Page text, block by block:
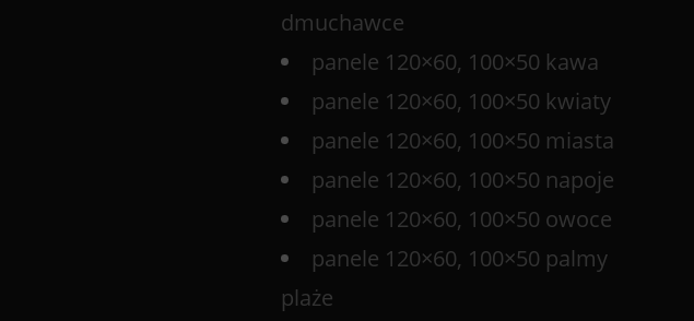
dmuchawce
panele 120×60, 100×50 kawa
panele 120×60, 100×50 kwiaty
panele 120×60, 100×50 miasta
panele 120×60, 100×50 napoje
panele 120×60, 100×50 owoce
panele 120×60, 100×50 palmy
plaże